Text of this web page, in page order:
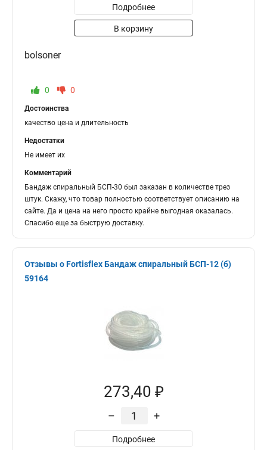
Подробнее
В корзину
bolsoner
0 0
Достоинства
качество цена и длительность
Недостатки
Не имеет их
Комментарий
Бандаж спиральный БСП-30 был заказан в количестве трез
штук. Скажу, что товар полностью соответствует описанию на
сайте. Да и цена на него просто крайне выгодная оказалась.
Спасибо еще за быструю доставку.
Отзывы о Fortisflex Бандаж спиральный БСП-12 (б)
59164
273,40 ₽
– +
Подробнее